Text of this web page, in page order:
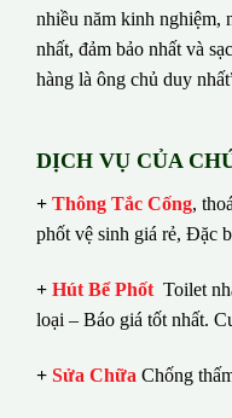
nhiều năm kinh nghiệm,
nhất, đảm bảo nhất và
hàng là ông chủ duy
DỊCH VỤ CỦA
+ Thông Tắc Cống,
phốt vệ sinh giá rẻ, Đặc
+ Hút Bể Phốt Toilet
loại – Báo giá tốt nhất.
+ Sửa Chữa Chống